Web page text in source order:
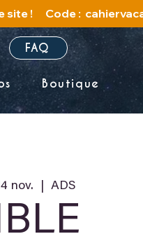
FAQ
Boutique
nov. ADS